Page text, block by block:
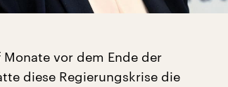
vor dem Ende der
diese Regierungskrise die